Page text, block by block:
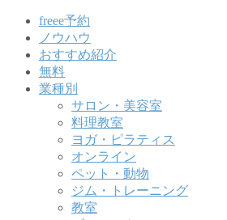
freee予約
ノウハウ
おすすめ紹介
無料
業種別
サロン・美容室
料理教室
ヨガ・ピラティス
オンライン
ペット・動物
ジム・トレーニング
教室